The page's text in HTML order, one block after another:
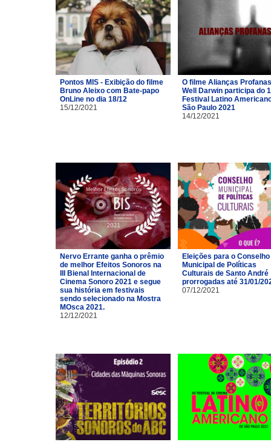
Pontos MIS - Exibição do filme
Bruno Aleixo com Bate-papo
OnLine no dia 18/12
15/12/2021
O filme Alianças
Well Darwin participa do
Festival Latino
São Paulo 2021
14/12/2021
Nervo Errante ganha o prêmio
de melhor Efeitos Sonoros na
III Bienal Internacional de
Cinema Sonoro 2021 e segue
sua história em festivais
sendo selecionado na Mostra
MOsca 2021.
12/12/2021
Eleições para o Conselho
Municipal de Políticas
Culturais de Santo André
prorrogadas até 31/01/
07/12/2021